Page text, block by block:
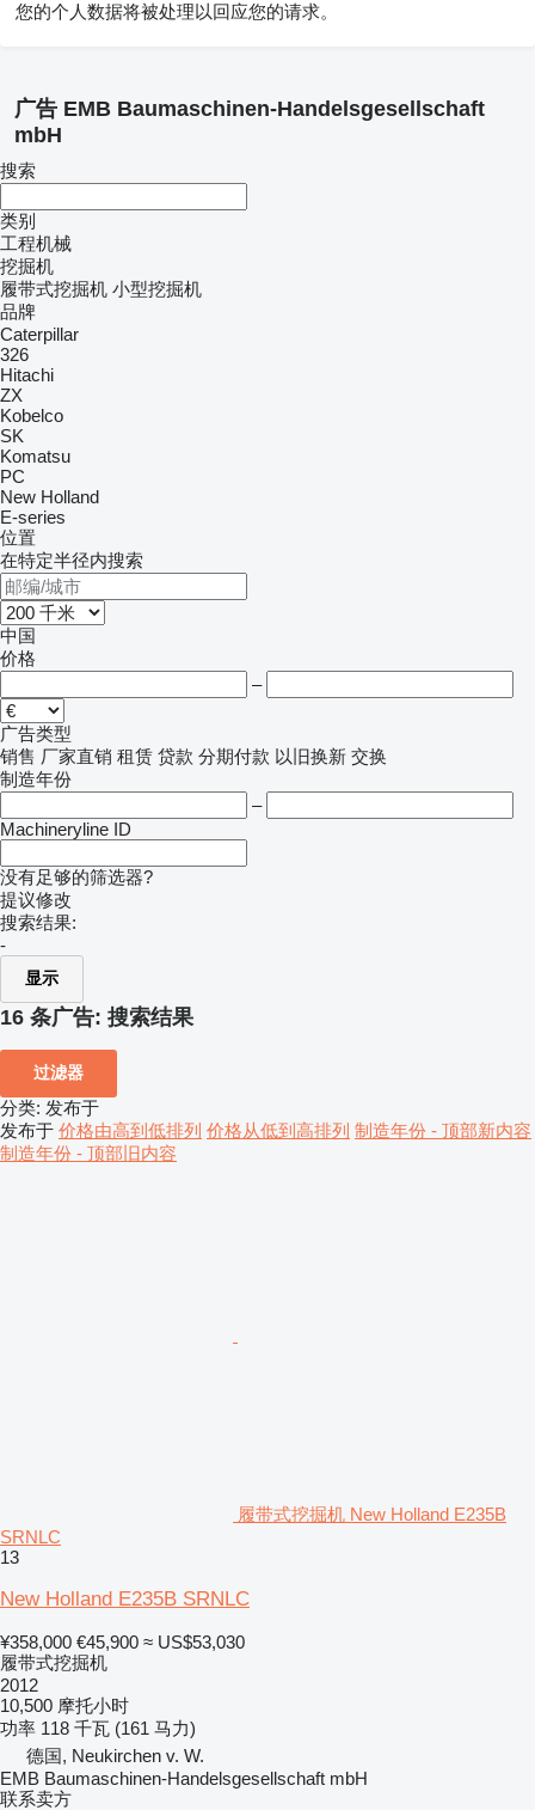
您的个人数据将被处理以回应您的请求。
广告 EMB Baumaschinen-Handelsgesellschaft
mbH
搜索
类别
工程机械
挖掘机
履带式挖掘机 小型挖掘机
品牌
Caterpillar
326
Hitachi
ZX
Kobelco
SK
Komatsu
PC
New Holland
E-series
位置
在特定半径内搜索
中国
价格
–
广告类型
销售 厂家直销 租赁 贷款 分期付款 以旧换新 交换
制造年份
–
Machineryline ID
没有足够的筛选器?
提议修改
搜索结果:
-
显示
16 条广告: 搜索结果
过滤器
分类: 发布于
发布于 价格由高到低排列 价格从低到高排列 制造年份 - 顶部新内容
制造年份 - 顶部旧内容
履带式挖掘机 New Holland E235B
SRNLC
13
New Holland E235B SRNLC
¥358,000 €45,900 ≈ US$53,030
履带式挖掘机
2012
10,500 摩托小时
功率 118 千瓦 (161 马力)
德国, Neukirchen v. W.
EMB Baumaschinen-Handelsgesellschaft mbH
联系卖方